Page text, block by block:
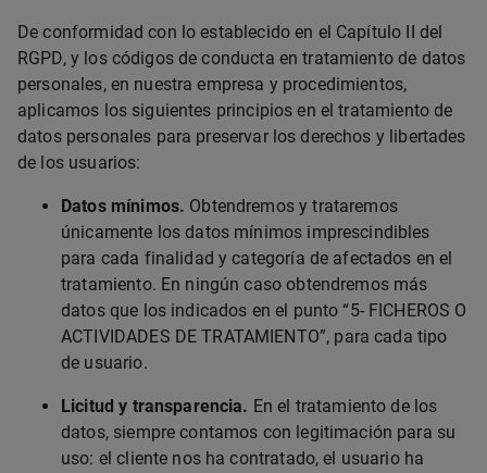
De conformidad con lo establecido en el Capítulo II del
RGPD, y los códigos de conducta en tratamiento de datos
personales, en nuestra empresa y procedimientos,
aplicamos los siguientes principios en el tratamiento de
datos personales para preservar los derechos y libertades
de los usuarios:
Datos mínimos. Obtendremos y trataremos
únicamente los datos mínimos imprescindibles
para cada finalidad y categoría de afectados en el
tratamiento. En ningún caso obtendremos más
datos que los indicados en el punto “5- FICHEROS O
ACTIVIDADES DE TRATAMIENTO”, para cada tipo
de usuario.
Licitud y transparencia. En el tratamiento de los
datos, siempre contamos con legitimación para su
uso: el cliente nos ha contratado, el usuario ha